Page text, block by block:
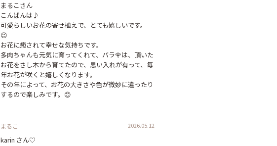
まるこさん
こんばんは♪
可愛らしいお花の寄せ植えで、とても嬉しいです。
😉
お花に癒されて幸せな気持ちです。
多肉ちゃんも元気に育ってくれて、バラ🌹は、頂いた
お花をさし木から育てたので、思い入れが有って、毎
年お花が咲くと嬉しくなります。
その年によって、お花の大きさや色が微妙に違ったり
まるこ 2026.05.12
karin さん♡